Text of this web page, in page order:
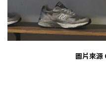
圖片來